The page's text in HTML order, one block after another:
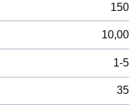
150
10,00
1-5
35